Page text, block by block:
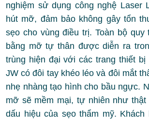
nghiệm sử dụng công nghệ Laser
hút mỡ, đảm bảo không gây tổn
sẹo cho vùng điều trị. Toàn bộ quy
bằng mỡ tự thân được diễn ra
trùng hiện đại với các trang thiết
JW có đôi tay khéo léo và đôi mắt
nhẹ nhàng tạo hình cho bầu ngực.
mỡ sẽ mềm mại, tự nhiên như thật
dấu hiệu của sẹo thẩm mỹ. Khách